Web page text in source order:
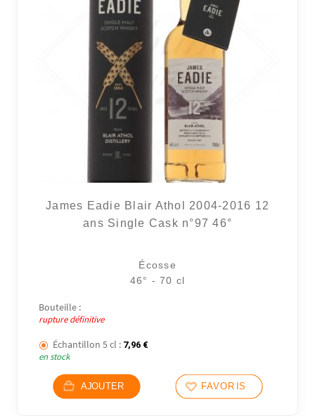
James Eadie Blair Athol 2004-2016 12
ans Single Cask n°97 46°
Écosse
46° - 70 cl
Bouteille :
rupture définitive
Échantillon 5 cl : 7,96 €
en stock
AJOUTER FAVORIS